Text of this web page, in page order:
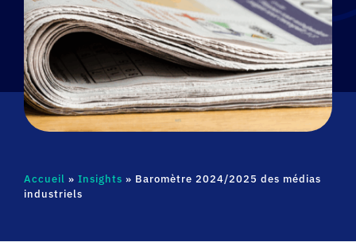
Accueil » Insights » Baromètre 2024/2025 des médias
industriels